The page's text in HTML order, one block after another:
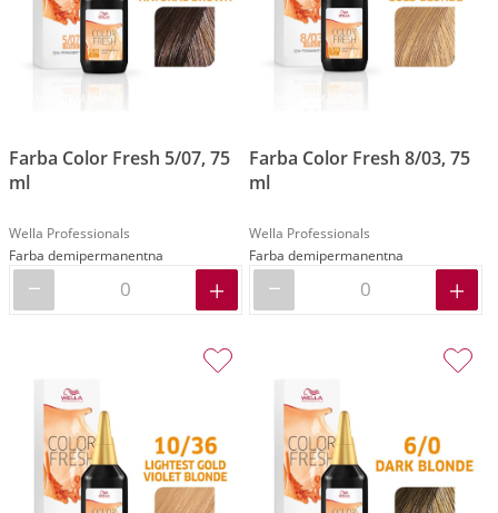
Farba Color Fresh 5/07, 75
ml
Wella Professionals
Farba demipermanentna
Farba Color Fresh 8/03, 75
ml
Wella Professionals
Farba demipermanentna